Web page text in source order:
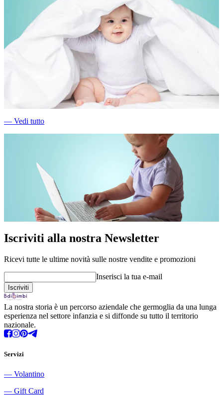
― Vedi tutto
Iscriviti alla nostra Newsletter
Ricevi tutte le ultime novità sulle nostre vendite e promozioni
Inserisci la tua e-mail
La nostra storia è un percorso aziendale che germoglia da una lunga
esperienza nel settore infanzia e si diffonde su tutto il territorio
nazionale.
Servizi
― Volantino
― Gift Card